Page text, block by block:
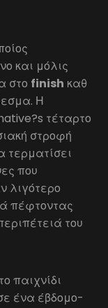
και μόλις
στο finish καθ
Η
τέταρτο
στροφή
τερματίσει
που
λιγότερο
πέφτοντας
του
παιχνίδι
ένα έβδομο-